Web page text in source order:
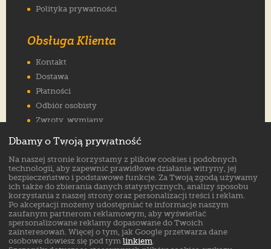
Polityka prywatności
Obsługa Klienta
Kontakt
Dostawa
Płatności
Odbiór osobisty
Zwroty, wymiany
Jak wybrać rozmiar
FAQ
Znajdź nas na:
Dbamy o Twoją prywatność
Na naszej stronie korzystamy z plików cookies i podobnych
technologii, aby zapewnić prawidłowe działanie witryny, jej
bezpieczeństwo i podstawowe funkcje. Za Twoją zgodą używamy
ich także do zbierania danych statystycznych, analizy sposobu
korzystania z naszej strony oraz personalizacji treści i reklam.
Po akceptacji możemy udostępniać te informacje naszym
zaufanym partnerom reklamowym, aby wyświetlać
spersonalizowane reklamy dopasowane do Twoich
zainteresowań. Więcej o tym, jak Google przetwarza dane
osobowe dowiesz się pod tym linkiem.